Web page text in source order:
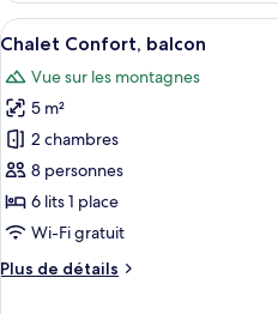
balcon
type
de
Chalet
Classique,
balcon
Afficher
toutes
les
photos
pour
ce
type
de
chambre :
Chalet
10
Chalet Confort, balcon
Vue sur les montagnes
5 m²
2 chambres
8 personnes
6 lits 1 place
Wi-Fi gratuit
Plus de détails
Plus